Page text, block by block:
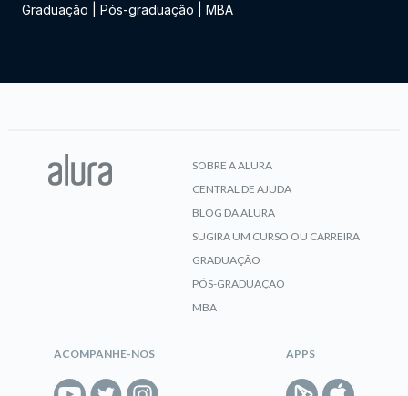
Graduação Pós-graduação MBA
SOBRE A ALURA
CENTRAL DE AJUDA
BLOG DA ALURA
SUGIRA UM CURSO OU CARREIRA
GRADUAÇÃO
PÓS-GRADUAÇÃO
MBA
ACOMPANHE-NOS APPS